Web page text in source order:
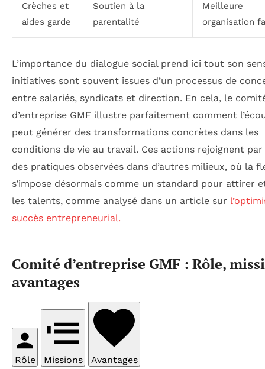
Crèches et
aides garde
Soutien à la
parentalité
Meilleure
organisation
L’importance du dialogue social prend ici tout son
initiatives sont souvent issues d’un processus de
entre salariés, syndicats et direction. En cela, le
d’entreprise GMF illustre parfaitement comment
peut générer des transformations concrètes dans les
conditions de vie au travail. Ces actions rejoignent
des pratiques observées dans d’autres milieux, où la
s’impose désormais comme un standard pour attirer
les talents, comme analysé dans un article sur
succès entrepreneurial.
Comité d’entreprise GMF : Rôle,
avantages
Rôle Missions
Avantages